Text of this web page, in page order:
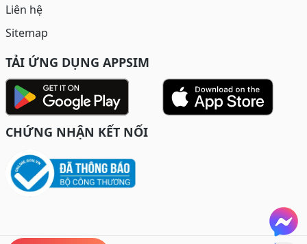
Liên hệ
Sitemap
TẢI ỨNG DỤNG APPSIM
CHỨNG NHẬN KẾT NỐI